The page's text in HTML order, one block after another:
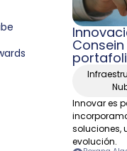
Innovar es
soluciones,
evolución.